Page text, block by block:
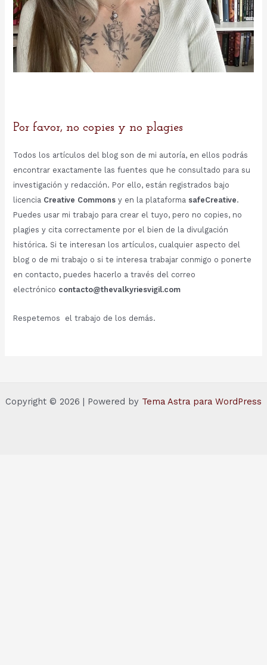
Por favor, no copies y no plagies
Todos los artículos del blog son de mi autoría, en ellos podrás
encontrar exactamente las fuentes que he consultado para su
investigación y redacción. Por ello, están registrados bajo
licencia Creative Commonsy en la plataforma safeCreative.
Puedes usar mi trabajo para crear el tuyo, pero no copies, no
plagies y cita correctamente por el bien de la divulgación
histórica. Si te interesan los artículos, cualquier aspecto del
blog o de mi trabajo o si te interesa trabajar conmigo o ponerte
en contacto, puedes hacerlo a través del correo
electrónico contacto@thevalkyriesvigil.com
Respetemos el trabajo de los demás.
Copyright © 2026 | Powered by Tema Astra para WordPress